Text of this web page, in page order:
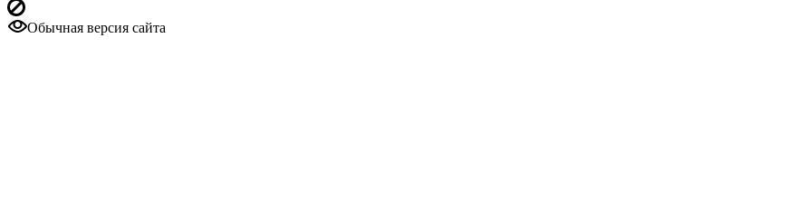
Обычная версия сайта